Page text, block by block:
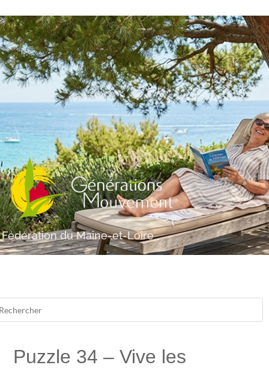
Fédération du Maine-et-Loire
Puzzle 34 – Vive les